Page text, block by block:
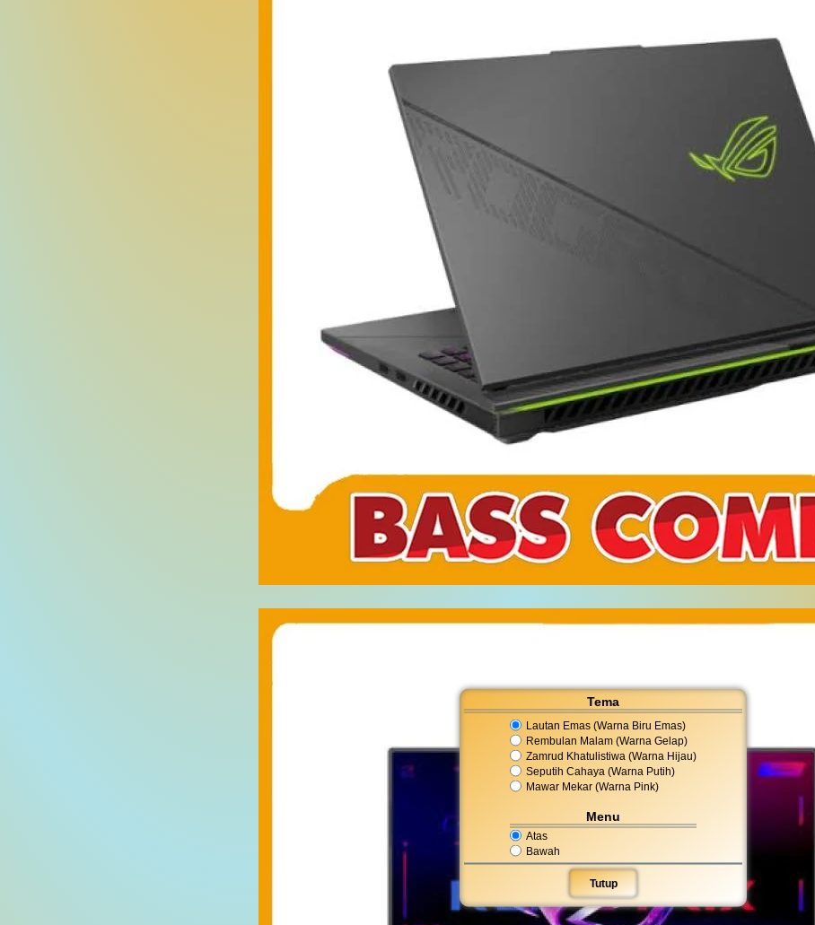
Tema
Lautan Emas (Warna Biru Emas)
Rembulan Malam (Warna Gelap)
Zamrud Khatulistiwa (Warna Hijau)
Seputih Cahaya (Warna Putih)
Mawar Mekar (Warna Pink)
Menu
Atas
Bawah
Tutup